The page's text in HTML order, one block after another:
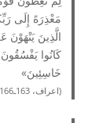
مَعْذِرَهً إِلَى
الَّذِینَ یَنْهَوْنَ
کَانُوا
خَاسِئِینَ»
(اعراف، 163ـ166).